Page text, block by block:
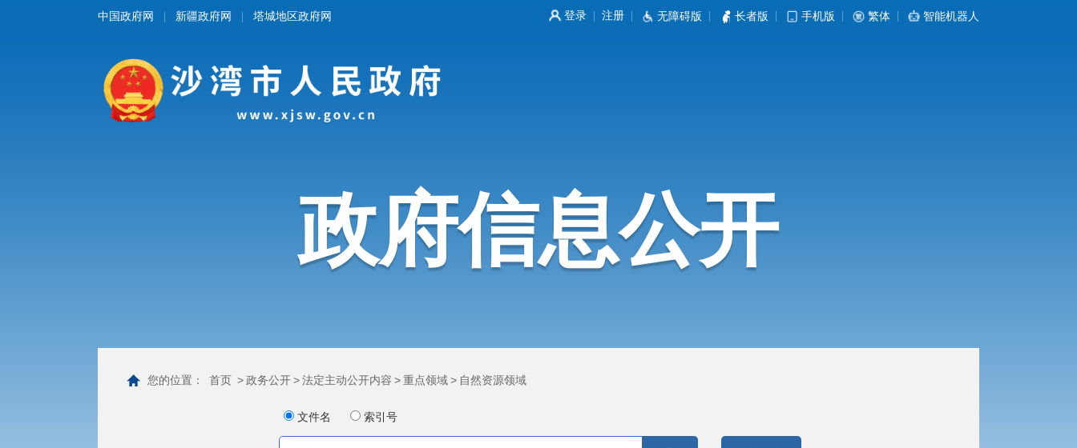
中国政府网 新疆政府网 塔城地区政府网 登录 注册 无障碍版 长者版 手机版 繁体 智能机器人
政府信息公开
您的位置： 首页 >政务公开>法定主动公开内容 >重点领域> 自然资源领域
文件名 索引号